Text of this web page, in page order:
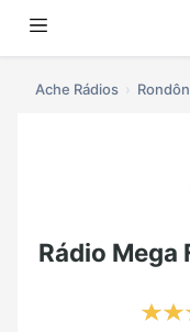
Ache Rádios
Rádio Mega